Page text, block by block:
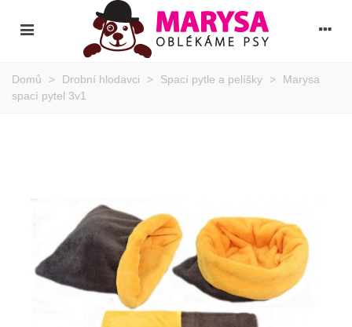
Domů > Drobní hlodavci > Spací pytle a pelíšky >
Marysa
spací pytel 3v1